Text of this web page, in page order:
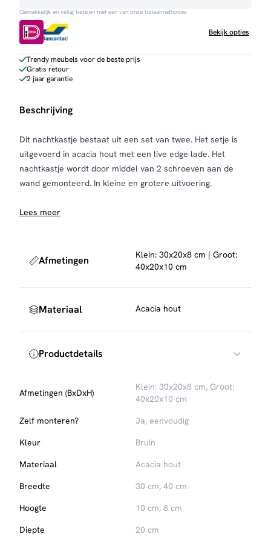
Gemakkelijk en veilig betalen met een van onze betaalmethodes
Bekijk opties
Trendy meubels voor de beste prijs
Gratis retour
2 jaar garantie
Beschrijving
Dit nachtkastje bestaat uit een set van twee. Het setje is
uitgevoerd in acacia hout met een live edge lade. Het
nachtkastje wordt door middel van 2 schroeven aan de
wand gemonteerd. In kleine en grotere uitvoering.
Lees meer
Afmetingen
Klein: 30x20x8 cm | Groot:
40x20x10 cm
Materiaal Acacia hout
Productdetails
Afmetingen (BxDxH)
Klein: 30x20x8 cm, Groot:
40x20x10 cm
Zelf monteren?
Ja, eenvoudig
Kleur
Bruin
Materiaal
Acacia hout
Breedte
30 cm, 40 cm
Hoogte
10 cm, 8 cm
Diepte
20 cm